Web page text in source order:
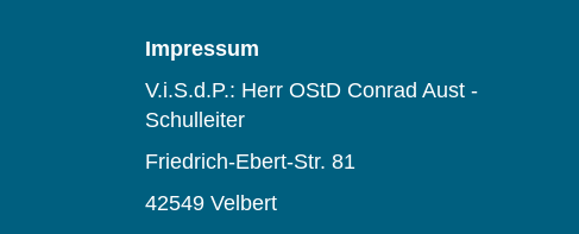
Impressum
V.i.S.d.P.: Herr OStD Conrad Aust -
Schulleiter
Friedrich-Ebert-Str. 81
42549 Velbert